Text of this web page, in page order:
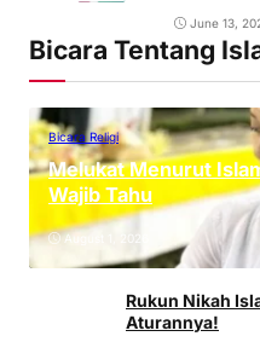
June 13,
Bicara Tentang
Bicara Religi
Melukat Menurut
Wajib Tahu
August 1, 2026
Rukun Nikah
Aturannya!